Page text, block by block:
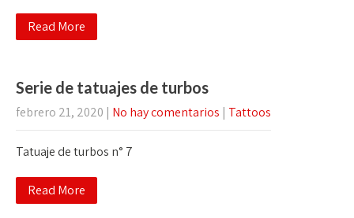
Read More
Serie de tatuajes de turbos
febrero 21, 2020 | No hay comentarios | Tattoos
Tatuaje de turbos n° 7
Read More